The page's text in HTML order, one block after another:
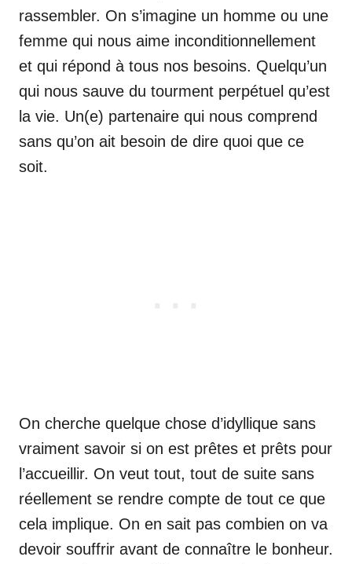
rassembler. On s’imagine un homme ou une
femme qui nous aime inconditionnellement
et qui répond à tous nos besoins. Quelqu’un
qui nous sauve du tourment perpétuel qu’est
la vie. Un(e) partenaire qui nous comprend
sans qu’on ait besoin de dire quoi que ce
soit.
On cherche quelque chose d’idyllique sans
vraiment savoir si on est prêtes et prêts pour
l’accueillir. On veut tout, tout de suite sans
réellement se rendre compte de tout ce que
cela implique. On en sait pas combien on va
devoir souffrir avant de connaître le bonheur.